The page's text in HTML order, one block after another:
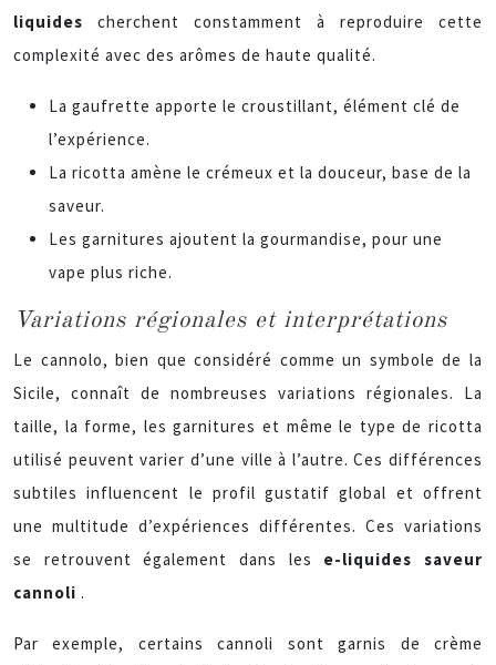
liquides cherchent constamment à reproduire cette
complexité avec des arômes de haute qualité.
La gaufrette apporte le croustillant, élément clé de
l’expérience.
La ricotta amène le crémeux et la douceur, base de la
saveur.
Les garnitures ajoutent la gourmandise, pour une
vape plus riche.
Variations régionales et interprétations
Le cannolo, bien que considéré comme un symbole de la
Sicile, connaît de nombreuses variations régionales. La
taille, la forme, les garnitures et même le type de ricotta
utilisé peuvent varier d’une ville à l’autre. Ces différences
subtiles influencent le profil gustatif global et offrent
une multitude d’expériences différentes. Ces variations
se retrouvent également dans les e-liquides saveur
cannoli .
Par exemple, certains cannoli sont garnis de crème